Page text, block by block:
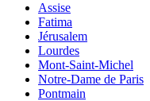
Assise
Fatima
Jérusalem
Lourdes
Mont-Saint-Michel
Notre-Dame de Paris
Pontmain